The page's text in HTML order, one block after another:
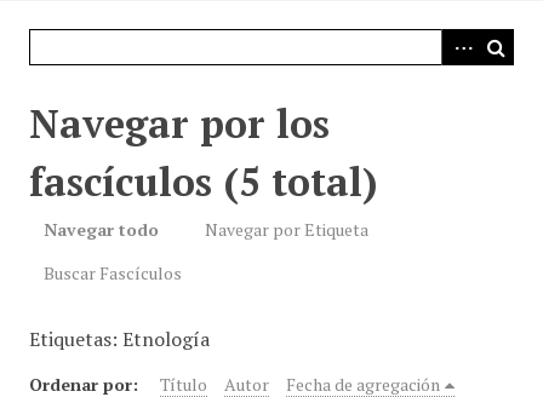
Navegar por los
fascículos (5 total)
Navegar todo
Navegar por Etiqueta
Buscar Fascículos
Etiquetas: Etnología
Ordenar por: Título Autor Fecha de agregación